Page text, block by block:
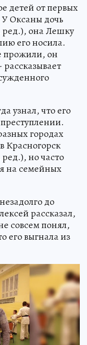
детей от первых
Оксаны дочь
она Лешку
его носила.
прожили, он
узнал, что его
городах
Красногорск
но часто
на семейных
до
рассказал,
совсем понял,
его выгнала из